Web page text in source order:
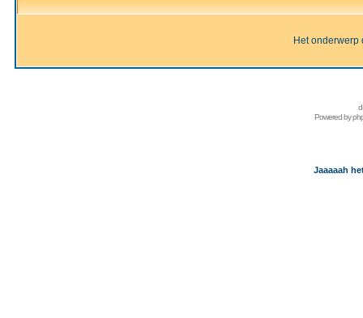
Het onderwerp
Powered by
Jaaaaah